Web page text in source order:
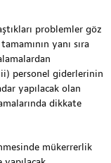
problemler göz
yanı sıra
personel giderlerinin
yapılacak olan
dikkate
mükerrerlik